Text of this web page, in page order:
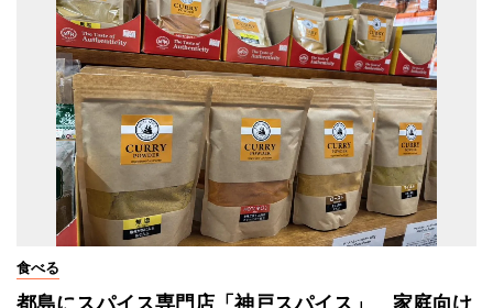
食べる
都島にスパイス専門店「神戸スパイス」 家庭向け